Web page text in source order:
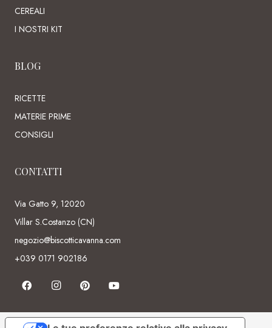
CEREALI
I NOSTRI KIT
BLOG
RICETTE
MATERIE PRIME
CONSIGLI
CONTATTI
Via Gatto 9, 12020
Villar S.Costanzo (CN)
negozio@biscotticavanna.com
+039 0171 902186